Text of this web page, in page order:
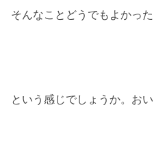
そんなことどうでもよかった
という感じでしょうか。おい